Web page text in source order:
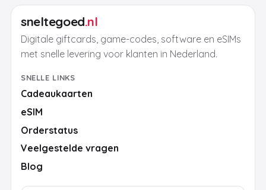
sneltegoed.nl
Digitale giftcards, game-codes, software en eSIMs
met snelle levering voor klanten in Nederland.
SNELLE LINKS
Cadeaukaarten
eSIM
Orderstatus
Veelgestelde vragen
Blog